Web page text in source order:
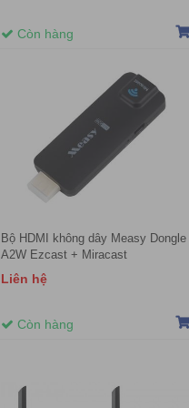
Còn hàng
Bộ HDMI không dây Measy Dongle
A2W Ezcast + Miracast
Liên hệ
Còn hàng